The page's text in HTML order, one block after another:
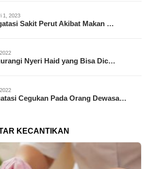
1, 2023
Sakit Perut Akibat Makan …
Nyeri Haid yang Bisa Dic…
Cegukan Pada Orang Dewasa…
KECANTIKAN